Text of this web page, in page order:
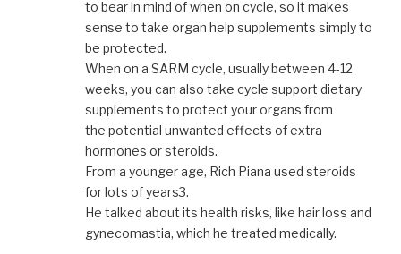
to bear in mind of when on cycle, so it makes
sense to take organ help supplements simply to
be protected.
When on a SARM cycle, usually between 4-12
weeks, you can also take cycle support dietary
supplements to protect your organs from
the potential unwanted effects of extra
hormones or steroids.
From a younger age, Rich Piana used steroids
for lots of years3.
He talked about its health risks, like hair loss and
gynecomastia, which he treated medically.